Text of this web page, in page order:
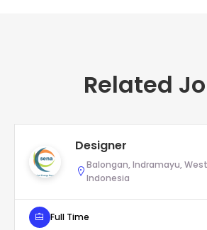
Related
Designer
Balongan, Indramayu,
Indonesia
Full Time